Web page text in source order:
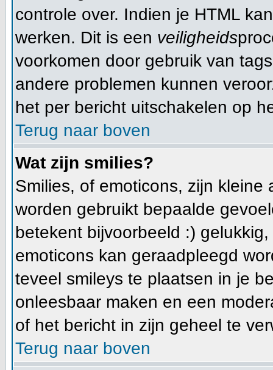
controle over. Indien je HTML
werken. Dit is een veiligheids
voorkomen door gebruik van
andere problemen kunnen
het per bericht uitschakelen op
Terug naar boven
Wat zijn smilies?
Smilies, of emoticons, zijn
worden gebruikt bepaalde
betekent bijvoorbeeld :)
emoticons kan geraadpleegd
teveel smileys te plaatsen in je
onleesbaar maken en een
of het bericht in zijn geheel te
Terug naar boven